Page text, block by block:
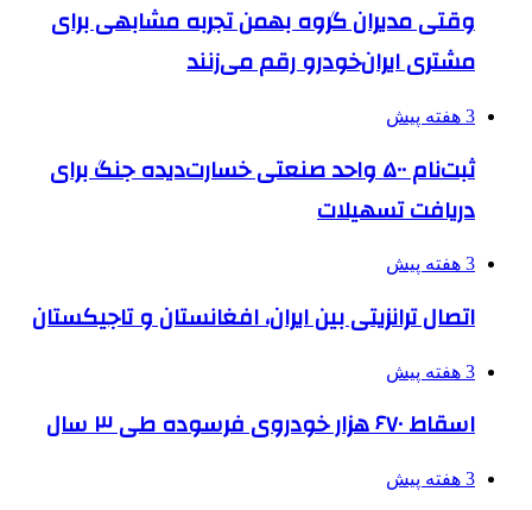
وقتی مدیران گروه بهمن تجربه مشابهی برای
مشتری ایران‌خودرو رقم می‌زنند
3 هفته پیش
ثبت‌نام ۵۰۰ واحد صنعتی خسارت‌دیده جنگ برای
دریافت تسهیلات
3 هفته پیش
اتصال ترانزیتی بین ایران، افغانستان و تاجیکستان
3 هفته پیش
اسقاط ۶۷۰ هزار خودروی فرسوده طی ۳ سال
3 هفته پیش